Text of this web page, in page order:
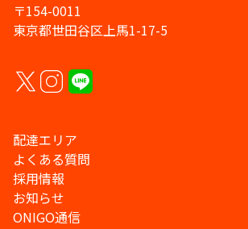
〒154-0011
東京都世田谷区上馬1-17-5
配達エリア
よくある質問
採用情報
お知らせ
ONIGO通信